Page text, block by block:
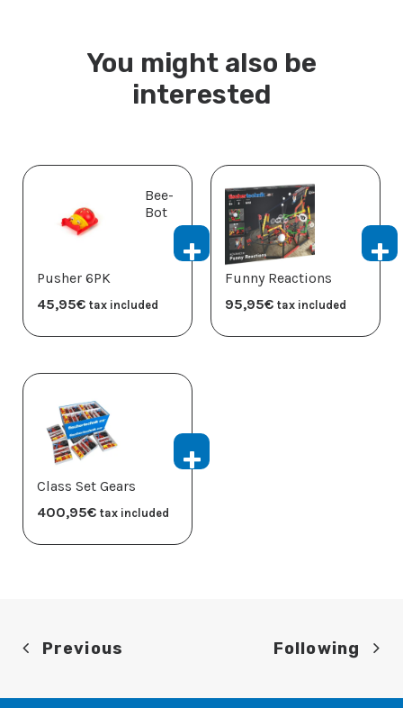
You might also be
interested
Bee-
Bot
Pusher 6PK
45,95€ tax included
Funny Reactions
95,95€ tax included
Class Set Gears
400,95€ tax included
Previous Following